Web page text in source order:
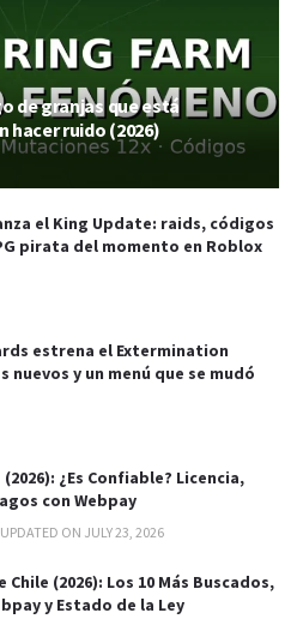
de granjas que está
hacer ruido (2026)
el King Update: raids, códigos
pirata del momento en Roblox
estrena el Extermination
nuevos y un menú que se mudó
¿Es Confiable? Licencia,
con Webpay
ON JULY 23, 2026
Chile (2026): Los 10 Más Buscados,
y Estado de la Ley